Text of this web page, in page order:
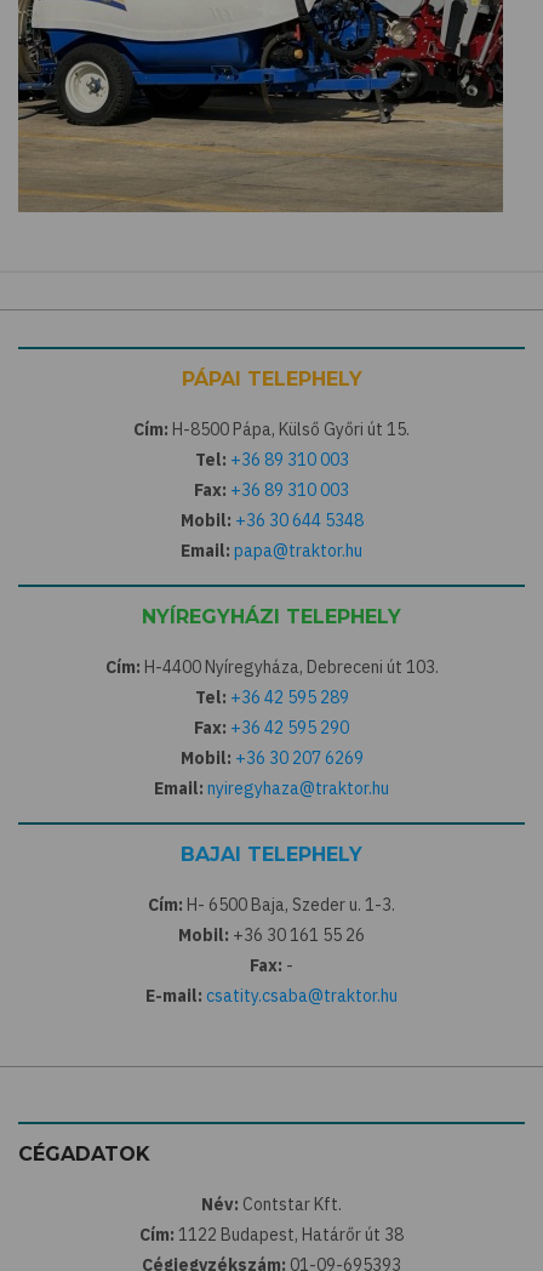
PÁPAI TELEPHELY
Cím: H-8500 Pápa, Külső Győri út 15.
Tel: +36 89 310 003
Fax: +36 89 310 003
Mobil: +36 30 644 5348
Email: papa@traktor.hu
NYÍREGYHÁZI TELEPHELY
Cím: H-4400 Nyíregyháza, Debreceni út 103.
Tel: +36 42 595 289
Fax: +36 42 595 290
Mobil: +36 30 207 6269
Email: nyiregyhaza@traktor.hu
BAJAI TELEPHELY
Cím: H- 6500 Baja, Szeder u. 1-3.
Mobil: +36 30 161 55 26
Fax: -
E-mail: csatity.csaba@traktor.hu
CÉGADATOK
Név: Contstar Kft.
Cím: 1122 Budapest, Határőr út 38
Cégjegyzékszám: 01-09-695393